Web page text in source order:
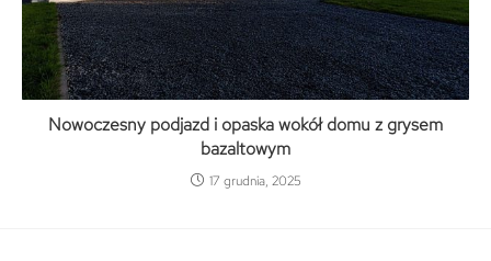
Nowoczesny podjazd i opaska wokół domu z grysem
bazaltowym
17 grudnia, 2025